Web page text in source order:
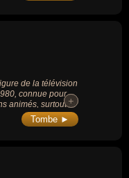
de la télévision
connue pour
animés, surtout la
de Véra dans
« Casper »
+
+
Tombe ►